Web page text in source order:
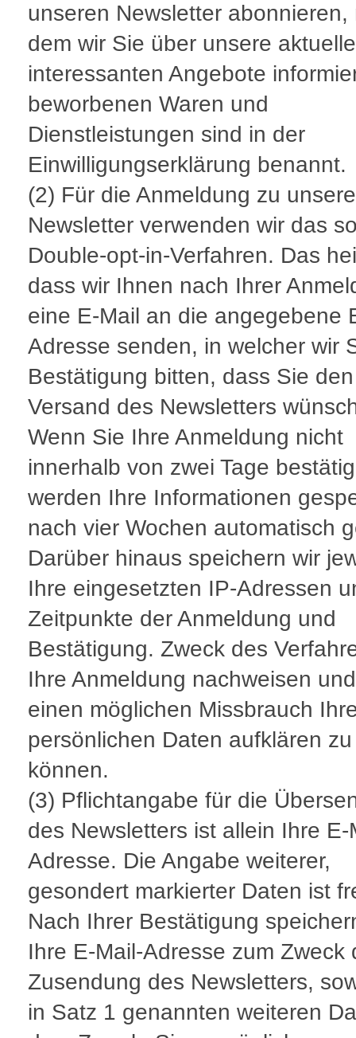
unseren Newsletter abonnieren,
dem wir Sie über unsere
interessanten Angebote
beworbenen Waren und
Dienstleistungen sind in der
Einwilligungserklärung benannt.
(2) Für die Anmeldung zu
Newsletter verwenden wir das
Double-opt-in-Verfahren. Das
dass wir Ihnen nach Ihrer
eine E-Mail an die angegebene
Adresse senden, in welcher wir
Bestätigung bitten, dass Sie den
Versand des Newsletters
Wenn Sie Ihre Anmeldung nicht
innerhalb von zwei Tage
werden Ihre Informationen
nach vier Wochen automatisch
Darüber hinaus speichern wir
Ihre eingesetzten IP-Adressen
Zeitpunkte der Anmeldung und
Bestätigung. Zweck des
Ihre Anmeldung nachweisen
einen möglichen Missbrauch
persönlichen Daten aufklären zu
können.
(3) Pflichtangabe für die
des Newsletters ist allein Ihre E-
Adresse. Die Angabe weiterer,
gesondert markierter Daten ist
Nach Ihrer Bestätigung
Ihre E-Mail-Adresse zum Zweck
Zusendung des Newsletters,
in Satz 1 genannten weiteren